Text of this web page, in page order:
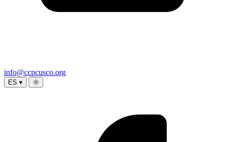
info@ccpcusco.org
ES ▾ 🌞